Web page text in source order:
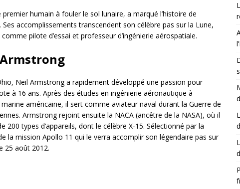
humain à fouler le sol lunaire, a marqué l’histoire de
Ses accomplissements transcendent son célèbre pas sur la Lune,
pilote d’essai et professeur d’ingénierie aérospatiale.
Neil Armstrong a rapidement développé une passion pour
à 16 ans. Après des études en ingénierie aéronautique à
américaine, il sert comme aviateur naval durant la Guerre de
Armstrong rejoint ensuite la NACA (ancêtre de la NASA), où il
200 types d’appareils, dont le célèbre X-15. Sélectionné par la
la mission Apollo 11 qui le verra accomplir son légendaire pas sur
25 août 2012.